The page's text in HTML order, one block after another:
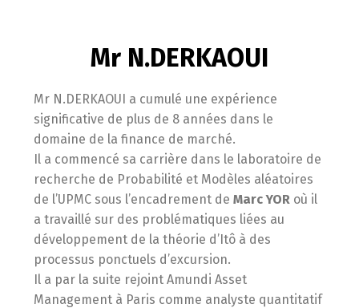
Mr N.DERKAOUI
Mr N.DERKAOUI a cumulé une expérience
significative de plus de 8 années dans le
domaine de la finance de marché.
Il a commencé sa carrière dans le laboratoire de
recherche de Probabilité et Modèles aléatoires
de l’UPMC sous l’encadrement de Marc YOR où il
a travaillé sur des problématiques liées au
développement de la théorie d’Itô à des
processus ponctuels d’excursion.
Il a par la suite rejoint Amundi Asset
Management à Paris comme analyste quantitatif